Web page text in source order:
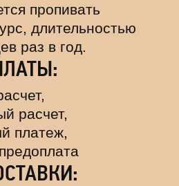
пропивать
длительностью
раз в год.
расчет,
платеж,